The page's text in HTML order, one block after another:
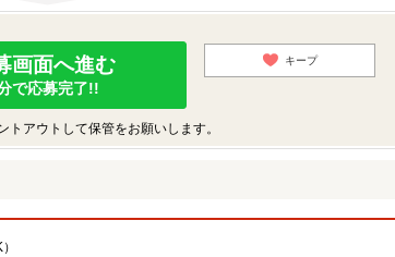
画面へ進む
で応募完了!!
キープ
アウトして保管をお願いします。